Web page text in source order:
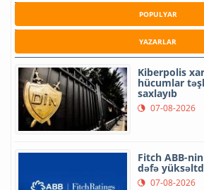
POPULYAR
YAZARLAR
Kiberpolis
hücumlar
saxlayıb
07-08-2026
Fitch ABB-
dəfə
07-08-2026